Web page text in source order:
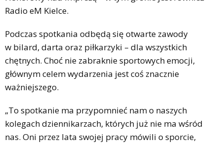
Radio eM Kielce.
Podczas spotkania odbędą się otwarte zawody
w bilard, darta oraz piłkarzyki – dla wszystkich
chętnych. Choć nie zabraknie sportowych emocji,
głównym celem wydarzenia jest coś znacznie
ważniejszego.
„To spotkanie ma przypomnieć nam o naszych
kolegach dziennikarzach, których już nie ma wśród
nas. Oni przez lata swojej pracy mówili o sporcie,